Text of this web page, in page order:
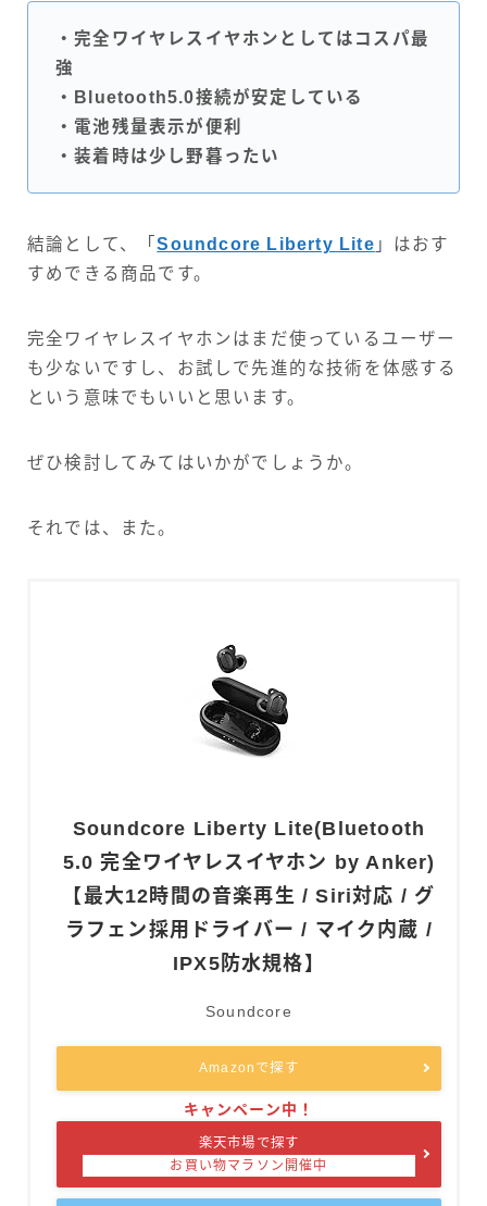
・完全ワイヤレスイヤホンとしてはコスパ最
強
・Bluetooth5.0接続が安定している
・電池残量表示が便利
・装着時は少し野暮ったい
結論として、「Soundcore Liberty Lite 」はおす
すめできる商品です。
完全ワイヤレスイヤホンはまだ使っているユーザー
も少ないですし、お試しで先進的な技術を体感する
という意味でもいいと思います。
ぜひ検討してみてはいかがでしょうか。
それでは、また。
Soundcore Liberty Lite(Bluetooth
5.0 完全ワイヤレスイヤホン by Anker)
【最大12時間の音楽再生 / Siri対応 / グ
ラフェン採用ドライバー / マイク内蔵 /
IPX5防水規格】
Soundcore
Amazonで探す
楽天市場で探す